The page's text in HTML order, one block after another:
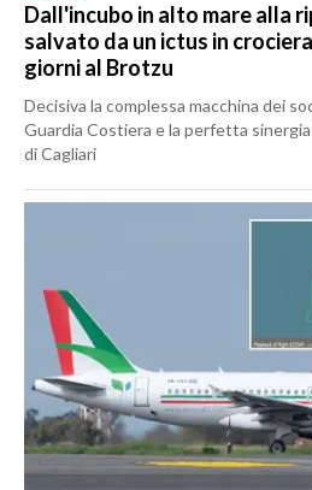
Dall'incubo in alto mare alla
salvato da un ictus in
giorni al Brotzu
Decisiva la complessa macchina dei
Guardia Costiera e la perfetta
di Cagliari